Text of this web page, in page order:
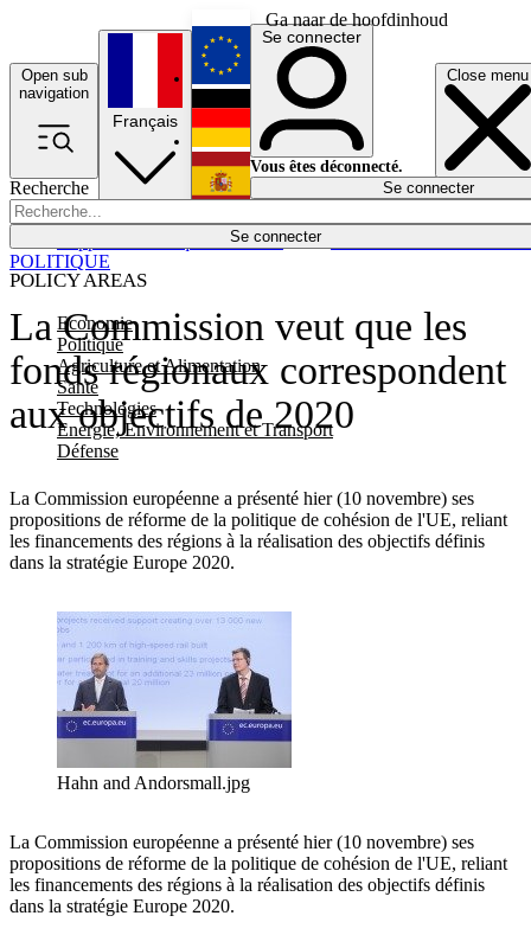
Ga naar de hoofdinhoud
Open sub
navigation
Close menu
Recherche
Se connecter
POLICY AREAS
Economie
Politique
Agriculture et Alimentation
Santé
Technologies
Energie, Environnement et Transport
Défense
Économie
Français
English
Deutsch
Español
Se connecter
Vous êtes déconnecté.
Se connecter
La Commission veut que les
fonds régionaux correspondent
aux objectifs de 2020
La Commission européenne a présenté hier (10 novembre) ses
propositions de réforme de la politique de cohésion de l'UE, reliant
les financements des régions à la réalisation des objectifs définis
dans la stratégie Europe 2020.
POLITIQUE
Hahn and Andorsmall.jpg
La Commission européenne a présenté hier (10 novembre) ses
propositions de réforme de la politique de cohésion de l'UE, reliant
les financements des régions à la réalisation des objectifs définis
dans la stratégie Europe 2020.